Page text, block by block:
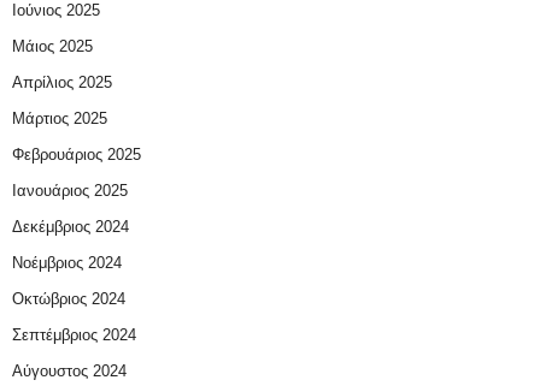
Ιούνιος 2025
Μάιος 2025
Απρίλιος 2025
Μάρτιος 2025
Φεβρουάριος 2025
Ιανουάριος 2025
Δεκέμβριος 2024
Νοέμβριος 2024
Οκτώβριος 2024
Σεπτέμβριος 2024
Αύγουστος 2024